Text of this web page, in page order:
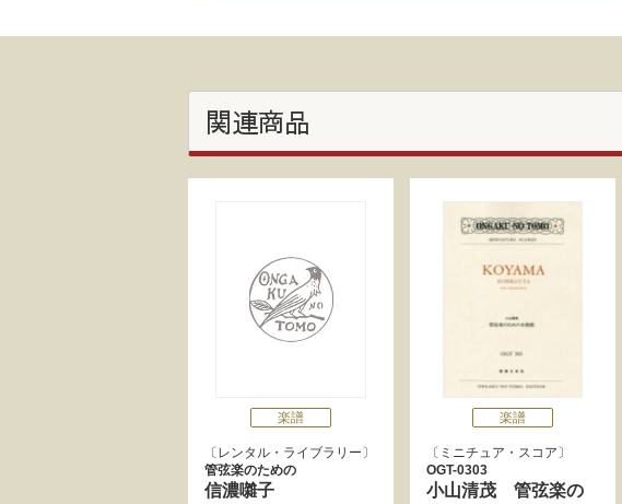
関連商品
楽譜
レンタル・ライブラリー
管弦楽のための
信濃囃子
楽譜
ミニチュア・スコア
OGT-0303
小山清茂 管弦楽の